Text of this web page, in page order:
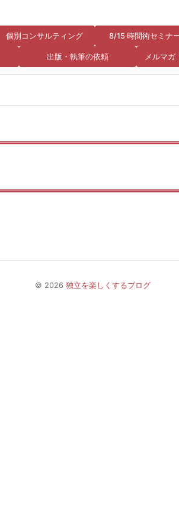
個別コンサルティング 8/15 時間術セミナ
出版・執筆の依頼 メルマガ
© 2026 独立を楽しくするブログ